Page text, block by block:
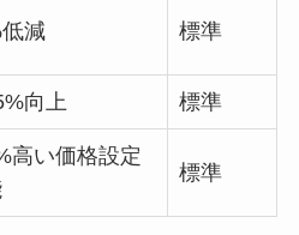
減 標準
向上 標準
高い価格設定
標準